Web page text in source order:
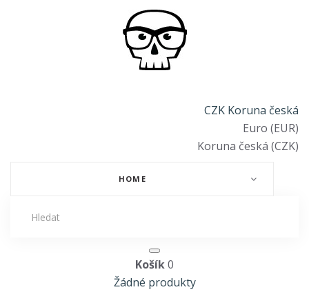
CZK Koruna česká
Euro (EUR)
Koruna česká (CZK)
HOME
Košík0
Žádné produkty